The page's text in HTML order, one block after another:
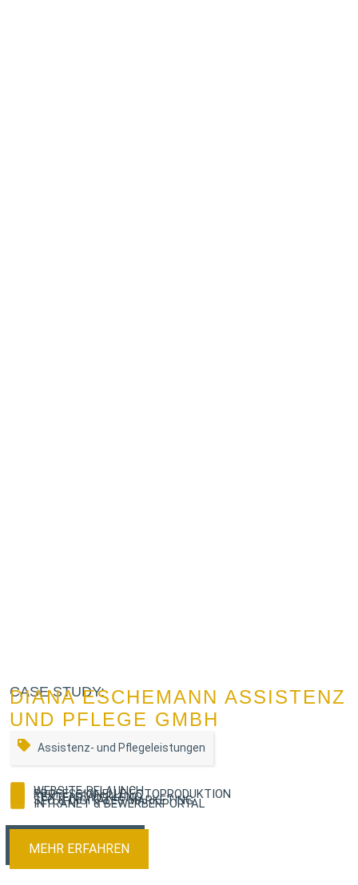
CASE STUDY:
DIANA ESCHEMANN ASSISTENZ
UND PFLEGE GMBH
Assistenz- und Pflegeleistungen
WEBSITE-RELAUNCH
PROFESSIONELLE FOTOPRODUKTION
TEXTENTWICKLUNG
SEO & DIGITALES MARKETING
INTRANET & BEWERBERPORTAL
MEHR ERFAHREN